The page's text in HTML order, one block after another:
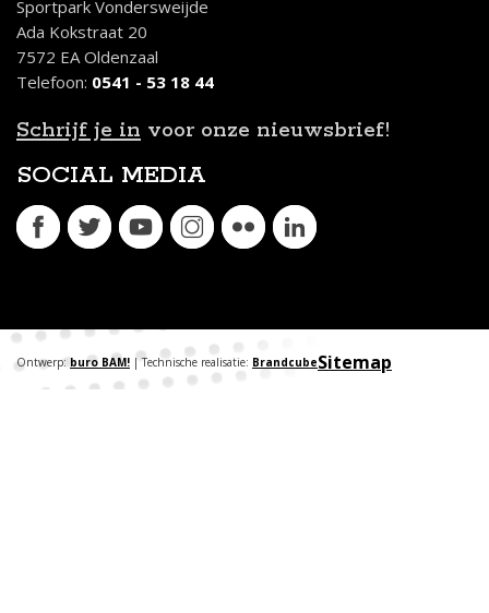
Sportpark Vondersweijde
Ada Kokstraat 20
7572 EA Oldenzaal
Telefoon: 0541 - 53 18 44
Schrijf je in voor onze nieuwsbrief!
SOCIAL MEDIA
Sitemap
Ontwerp: buro BAM! | Technische realisatie: Brandcube